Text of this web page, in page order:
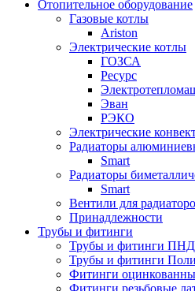
Отопительное оборудование
Газовые котлы
Ariston
Электрические котлы
ГОЗСА
Ресурс
Эван
РЭКО
Электрические
Радиаторы
Smart
Радиаторы
Smart
Вентили для
Принадлежности
Трубы и фитинги
Трубы и фитинги ПНД
Трубы и фитинги
Фитинги
Фитинги резьбовые